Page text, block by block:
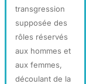
transgression
supposée des
rôles réservés
aux hommes et
aux femmes,
découlant de la